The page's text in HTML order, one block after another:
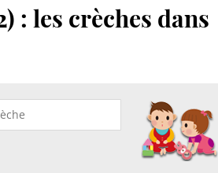
: les crèches dans